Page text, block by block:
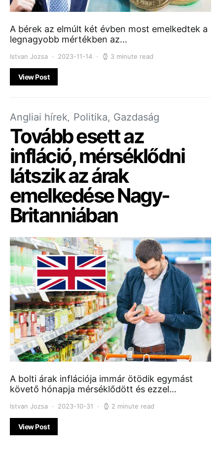
A bérek az elmúlt két évben most emelkedtek a
legnagyobb mértékben az…
Istvan Jozsa 2023-11-14 3 minute read
View Post
Angliai hírek Politika, Gazdaság
Tovább esett az
infláció, mérséklődni
látszik az árak
emelkedése Nagy-
Britanniában
A bolti árak inflációja immár ötödik egymást
követő hónapja mérséklődött és ezzel…
Istvan Jozsa 2023-10-31 2 minute read
View Post